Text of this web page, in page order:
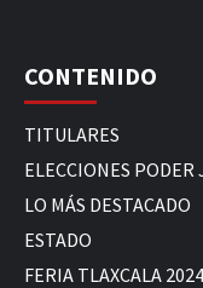
CONTENIDO
TITULARES
ELECCIONES
LO MÁS DESTACADO
ESTADO
FERIA TLAXCALA 2024